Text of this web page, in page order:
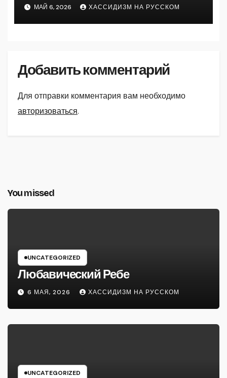
МАЙ 6, 2026 ХАССИДИЗМ НА РУССКОМ
Добавить комментарий
Для отправки комментария вам необходимо
авторизоваться.
You missed
UNCATEGORIZED
Любавический Ребе
6 МАЯ, 2026 ХАССИДИЗМ НА РУССКОМ
UNCATEGORIZED